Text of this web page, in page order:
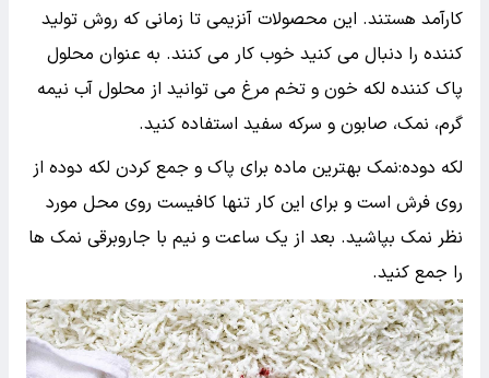
کارآمد هستند. این محصولات آنزیمی تا زمانی که روش تولید
کننده را دنبال می کنید خوب کار می کنند. به عنوان محلول
پاک کننده لکه خون و تخم مرغ می توانید از محلول آب نیمه
گرم، نمک، صابون و سرکه سفید استفاده کنید.
لکه دوده:نمک بهترین ماده برای پاک و جمع کردن لکه دوده از
روی فرش است و برای این کار تنها کافیست روی محل مورد
نظر نمک بپاشید. بعد از یک ساعت و نیم با جاروبرقی نمک ها
را جمع کنید.